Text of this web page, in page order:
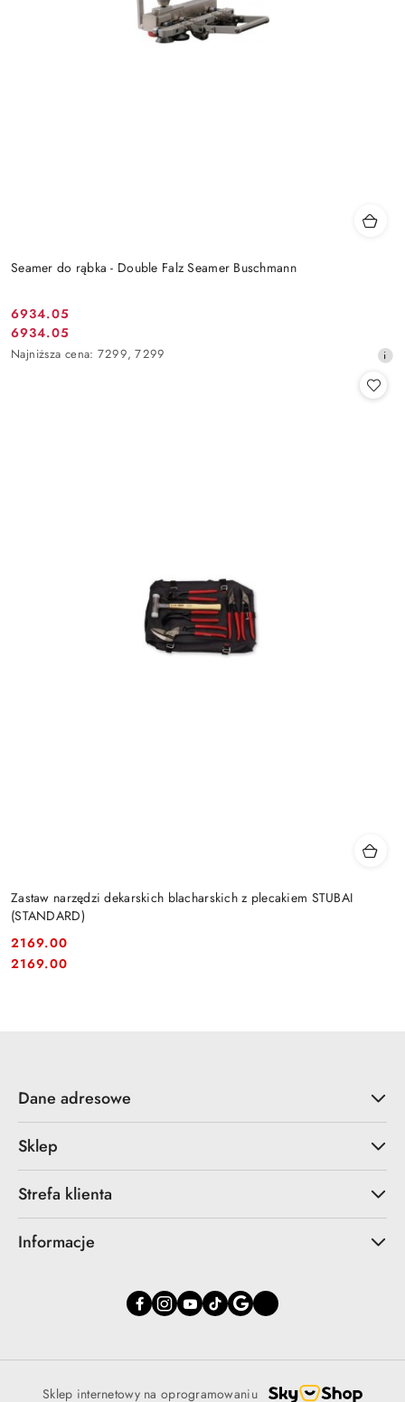
Seamer do rąbka - Double Falz Seamer Buschmann
Cena
promocyjna:
6934.05
Cena
promocyjna:
6934.05
Najniższa
Najniższa cena: 7299, 7299
Zastaw narzędzi dekarskich blacharskich z plecakiem STUBAI
(STANDARD)
Cena:
2169.00
Cena:
2169.00
Dane adresowe
Sklep
Strefa klienta
Informacje
Sklep internetowy na oprogramowaniu